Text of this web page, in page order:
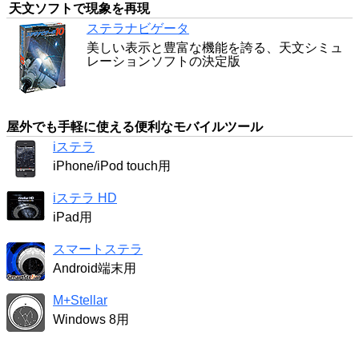
天文ソフトで現象を再現
ステラナビゲータ
美しい表示と豊富な機能を誇る、天文シミュ
レーションソフトの決定版
屋外でも手軽に使える便利なモバイルツール
iステラ
iPhone/iPod touch用
iステラ HD
iPad用
スマートステラ
Android端末用
M+Stellar
Windows 8用